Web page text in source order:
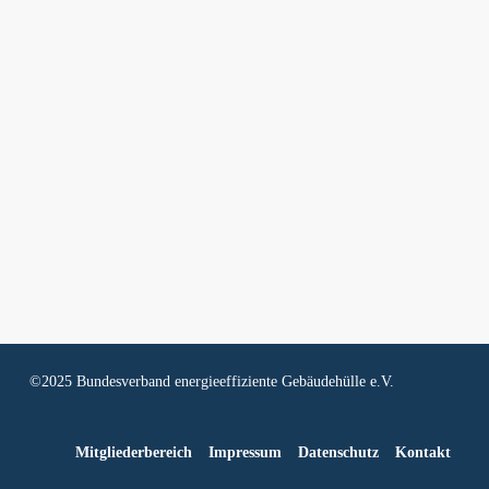
©2025 Bundesverband energieeffiziente Gebäudehülle e.V.
Mitgliederbereich Impressum Datenschutz Kontakt